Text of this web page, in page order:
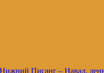
Писанг – Навал,